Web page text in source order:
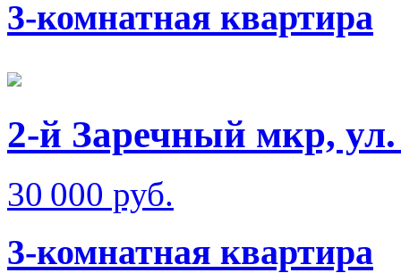
3-комнатная квартира
2-й Заречный мкр,
30 000 руб.
3-комнатная квартира